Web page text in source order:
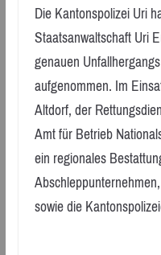
Die Kantonspolizei Uri
Staatsanwaltschaft Uri
genauen
aufgenommen. Im
Altdorf, der
Amt für Betrieb
ein regionales
sowie die